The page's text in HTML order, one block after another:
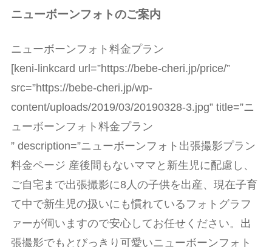
ニューボーンフォトのご案内
ニューボーンフォト料金プラン
[keni-linkcard url=”https://bebe-cheri.jp/price/”
src=”https://bebe-cheri.jp/wp-
content/uploads/2019/03/20190328-3.jpg” title=”ニ
ューボーンフォト料金プラン
” description=”ニューボーンフォト出張撮影プラン
料金ページ 産後間もないママと新生児に配慮し、
ご自宅まで出張撮影に8人の子供を出産、現在子育
て中で新生児の扱いにも慣れているフォトグラフ
ァーが伺いますので安心してお任せください。出
張撮影でもとびっきり可愛いニューボーンフォト